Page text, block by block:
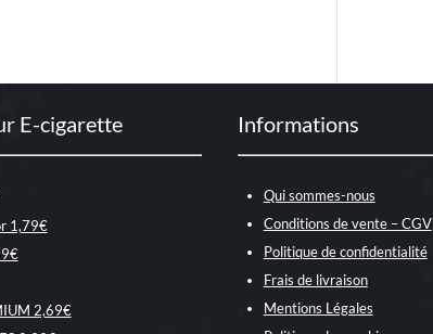
E-cigarette
1,79€
2,69€
Informations
Qui sommes-nous
Conditions de vente – CGV
Politique de confidentialité
Frais de livraison
Mentions Légales